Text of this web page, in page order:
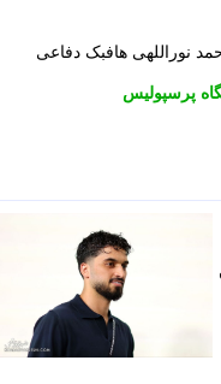
نوراللهی هافبک دفاعی
پرسپولیس